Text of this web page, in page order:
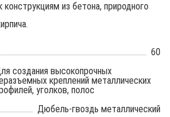
из бетона, природного
60
создания высокопрочных
креплений металлических
уголков, полос
Дюбель-гвоздь металлический